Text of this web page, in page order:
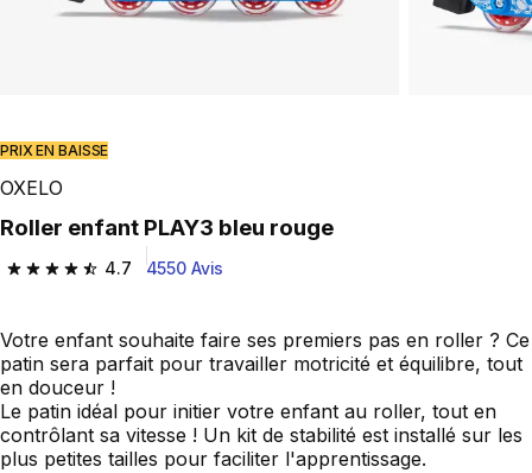
PRIX EN BAISSE
OXELO
roller enfant PLAY3 bleu rouge
4.7
4.7 out of 5 stars from 4550 reviews
4550 Avis
Votre enfant souhaite faire ses premiers pas en roller ? Ce
patin sera parfait pour travailler motricité et équilibre, tout
en douceur !
Le patin idéal pour initier votre enfant au roller, tout en
contrôlant sa vitesse ! Un kit de stabilité est installé sur les
plus petites tailles pour faciliter l'apprentissage.